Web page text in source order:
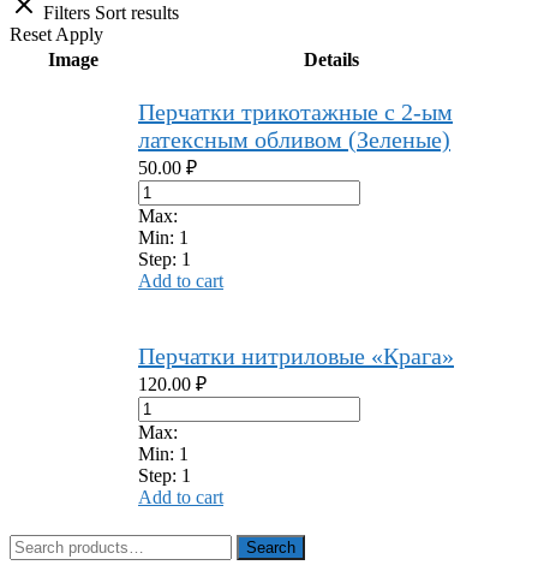
Filters Sort results
Reset Apply
Image
Details
Перчатки трикотажные с 2-ым
латексным обливом (Зеленые)
50.00 ₽
Max:
Min: 1
Step: 1
Add to cart
Перчатки нитриловые «Крага»
120.00 ₽
Max:
Min: 1
Step: 1
Add to cart
Search
for:
Search